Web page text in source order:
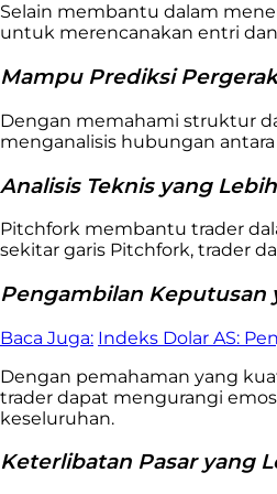
Selain membantu dalam
untuk merencanakan entri
Mampu Prediksi
Dengan memahami struktur
menganalisis hubungan
Analisis Teknis yang
Pitchfork membantu trader
sekitar garis Pitchfork, trader
Pengambilan Keputusan
Baca Juga: Indeks Dolar AS:
Dengan pemahaman yang
trader dapat mengurangi
keseluruhan.
Keterlibatan Pasar yang